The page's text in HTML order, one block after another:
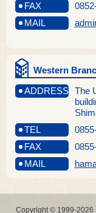
FAX
MAIL
Western
ADDRESS The
TEL
FAX
MAIL
Copyright © 1999-2026